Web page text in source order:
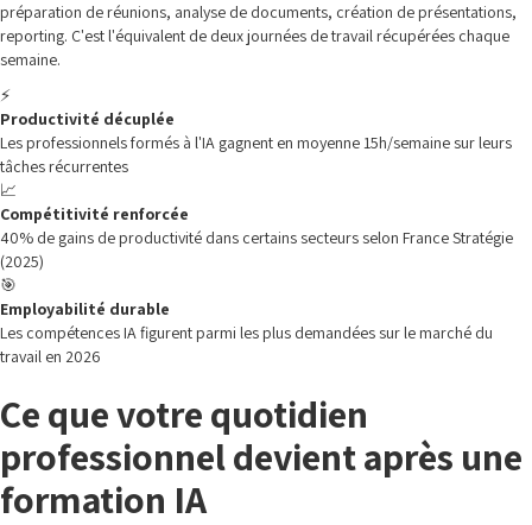
préparation de réunions, analyse de documents, création de présentations,
reporting. C'est l'équivalent de deux journées de travail récupérées chaque
semaine.
⚡
Productivité décuplée
Les professionnels formés à l'IA gagnent en moyenne 15h/semaine sur leurs
tâches récurrentes
📈
Compétitivité renforcée
40% de gains de productivité dans certains secteurs selon France Stratégie
(2025)
🎯
Employabilité durable
Les compétences IA figurent parmi les plus demandées sur le marché du
travail en 2026
Ce que votre quotidien
professionnel devient après une
formation IA